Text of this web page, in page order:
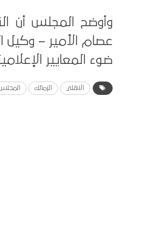
وأوضح المجلس أن
عصام الأمير –
ضوء المعايير
الاهلي الزمالك